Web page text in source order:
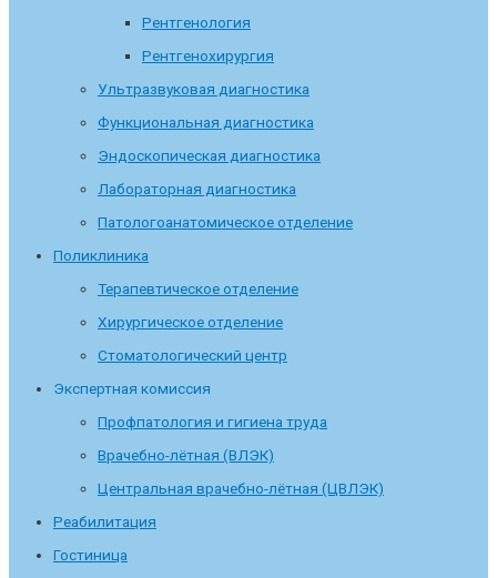
Рентгенология
Рентгенохирургия
Ультразвуковая диагностика
Функциональная диагностика
Эндоскопическая диагностика
Лабораторная диагностика
Патологоанатомическое отделение
Поликлиника
Терапевтическое отделение
Хирургическое отделение
Стоматологический центр
Экспертная комиссия
Профпатология и гигиена труда
Врачебно-лётная (ВЛЭК)
Центральная врачебно-лётная (ЦВЛЭК)
Реабилитация
Гостиница